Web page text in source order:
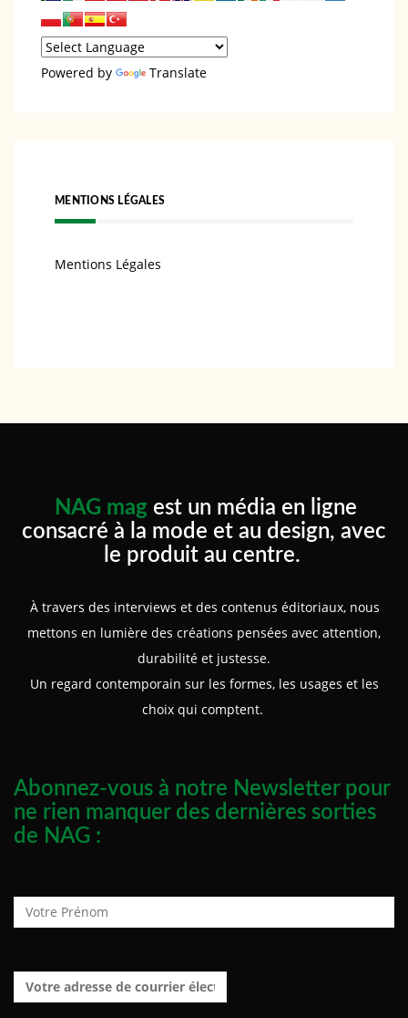
Powered by Translate
MENTIONS LÉGALES
Mentions Légales
NAG mag est un média en ligne
consacré à la mode et au design, avec
le produit au centre.
À travers des interviews et des contenus éditoriaux, nous
mettons en lumière des créations pensées avec attention,
durabilité et justesse.
Un regard contemporain sur les formes, les usages et les
choix qui comptent.
Abonnez-vous à notre Newsletter pour
ne rien manquer des dernières sorties
de NAG :